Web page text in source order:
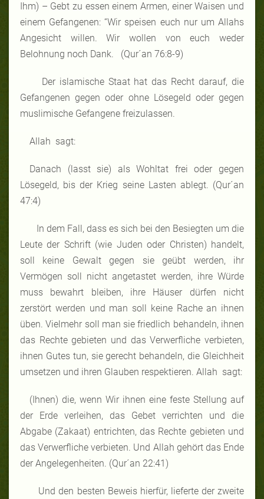
Ihm) – Gebt zu essen einem Armen, einer Waisen und
einem Gefangenen: “Wir speisen euch nur um Allahs
Angesicht willen. Wir wollen von euch weder
Belohnung noch Dank. (Qur´an 76:8-9)
Der islamische Staat hat das Recht darauf, die
Gefangenen gegen oder ohne Lösegeld oder gegen
muslimische Gefangene freizulassen.
Allah sagt:
Danach (lasst sie) als Wohltat frei oder gegen
Lösegeld, bis der Krieg seine Lasten ablegt. (Qur´an
47:4)
In dem Fall, dass es sich bei den Besiegten um die
Leute der Schrift (wie Juden oder Christen) handelt,
soll keine Gewalt gegen sie geübt werden, ihr
Vermögen soll nicht angetastet werden, ihre Würde
muss bewahrt bleiben, ihre Häuser dürfen nicht
zerstört werden und man soll keine Rache an ihnen
üben. Vielmehr soll man sie friedlich behandeln, ihnen
das Rechte gebieten und das Verwerfliche verbieten,
ihnen Gutes tun, sie gerecht behandeln, die Gleichheit
umsetzen und ihren Glauben respektieren. Allah sagt:
(Ihnen) die, wenn Wir ihnen eine feste Stellung auf
der Erde verleihen, das Gebet verrichten und die
Abgabe (Zakaat) entrichten, das Rechte gebieten und
das Verwerfliche verbieten. Und Allah gehört das Ende
der Angelegenheiten. (Qur´an 22:41)
Und den besten Beweis hierfür, lieferte der zweite